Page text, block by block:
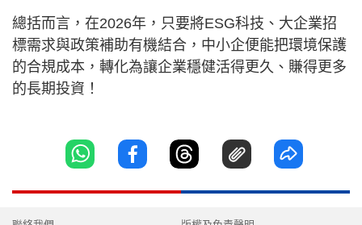
總括而言，在2026年，只要將ESG科技、大企業招
標需求與政策補助有機結合，中小企便能把環境保護
的合規成本，轉化為讓企業穩健活得更久、賺得更多
的長期投資！